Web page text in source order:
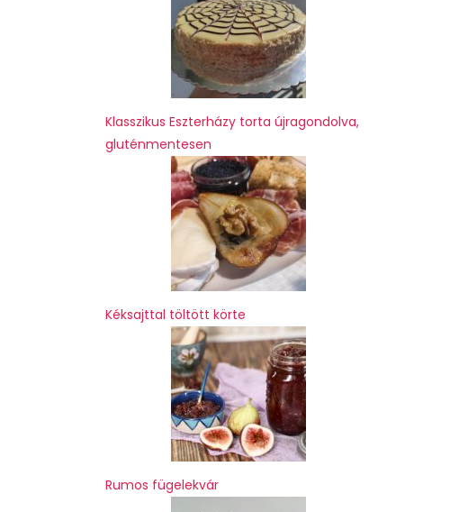
Klasszikus Eszterházy torta újragondolva,
gluténmentesen
Kéksajttal töltött körte
Rumos fügelekvár